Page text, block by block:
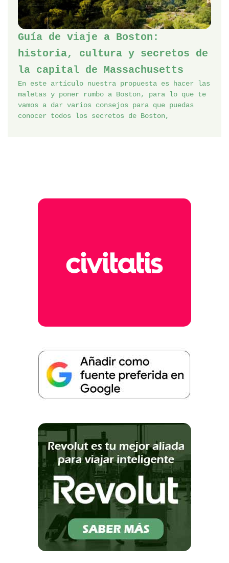
Guía de viaje a Boston:
historia, cultura y secretos de
la capital de Massachusetts
En este artículo nuestra propuesta es hacer las
maletas y poner rumbo a Boston, para lo que te
vamos a dar varios consejos para que puedas
conocer todos los secretos de Boston,